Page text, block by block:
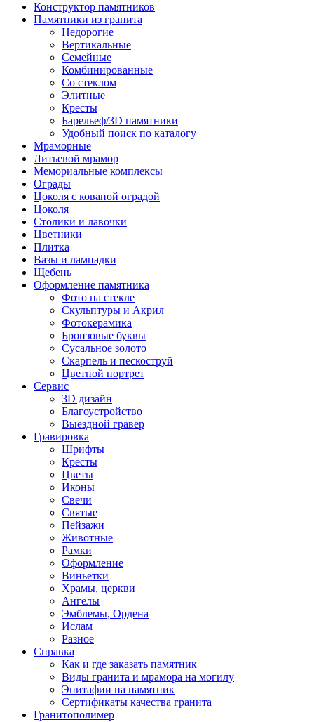
Конструктор памятников
Памятники из гранита
Недорогие
Вертикальные
Семейные
Комбинированные
Со стеклом
Элитные
Кресты
Барельеф/3D памятники
Удобный поиск по каталогу
Мраморные
Литьевой мрамор
Мемориальные комплексы
Ограды
Цоколя с кованой оградой
Цоколя
Столики и лавочки
Цветники
Плитка
Вазы и лампадки
Щебень
Оформление памятника
Фото на стекле
Скульптуры и Акрил
Фотокерамика
Бронзовые буквы
Сусальное золото
Скарпель и пескоструй
Цветной портрет
Сервис
3D дизайн
Благоустройство
Выездной гравер
Гравировка
Шрифты
Кресты
Цветы
Иконы
Свечи
Святые
Пейзажи
Животные
Рамки
Оформление
Виньетки
Храмы, церкви
Ангелы
Эмблемы, Ордена
Ислам
Разное
Справка
Как и где заказать памятник
Виды гранита и мрамора на могилу
Эпитафии на памятник
Сертификаты качества гранита
Гранитополимер